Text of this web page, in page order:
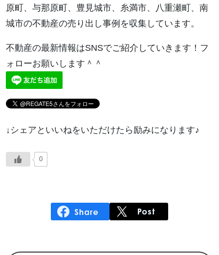
原町、与那原町、豊見城市、糸満市、八重瀬町、南
城市の不動産の売り出し事例を収集しています。
不動産の最新情報はSNSでご紹介していきます！フ
ォローお願いします＾＾
↓シェアといいねをいただけたら励みになります♪
0